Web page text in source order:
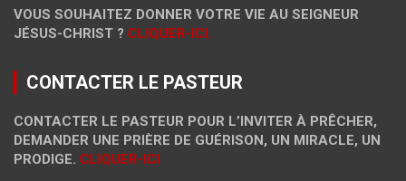
VOUS SOUHAITEZ DONNER VOTRE VIE AU SEIGNEUR
JÉSUS-CHRIST ? CLIQUER-ICI.
CONTACTER LE PASTEUR
CONTACTER LE PASTEUR POUR L’INVITER À PRÊCHER,
DEMANDER UNE PRIÈRE DE GUÉRISON, UN MIRACLE, UN
PRODIGE. CLIQUER-ICI